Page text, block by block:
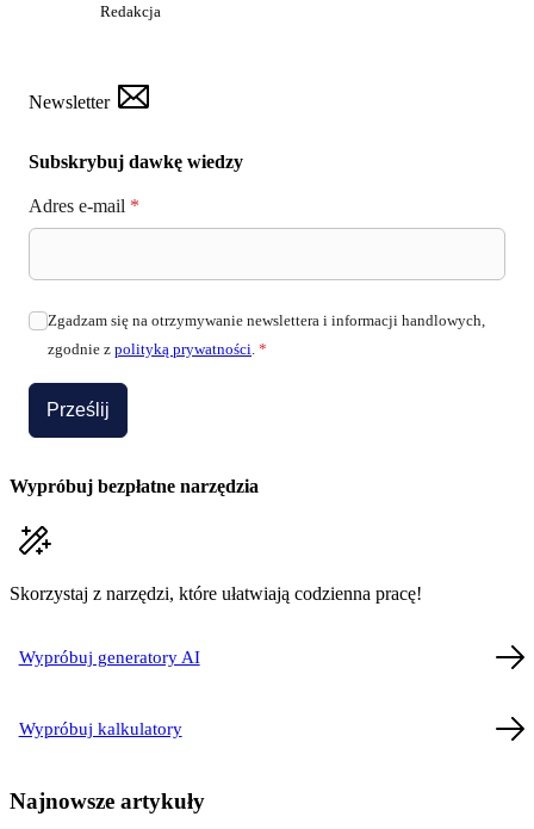
Redakcja
Newsletter
Subskrybuj dawkę wiedzy
Adres e-mail *
Zgadzam się na otrzymywanie newslettera i informacji handlowych,
zgodnie z polityką prywatności *
Prześlij
Wypróbuj bezpłatne narzędzia
Skorzystaj z narzędzi, które ułatwiają codzienna pracę!
Wypróbuj generatory AI
Wypróbuj kalkulatory
Najnowsze artykuły